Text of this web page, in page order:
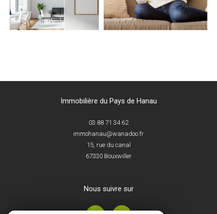
Immobilière du Pays de Hanau
03 88 71 34 62
immohanau@wanadoo.fr
15, rue du canal
67330
Bouxwiller
nous suivre sur